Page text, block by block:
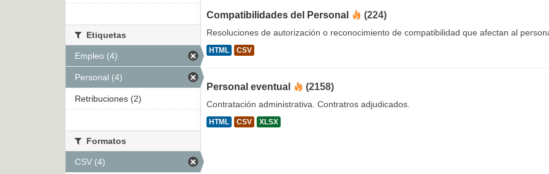
Compatibilidades del Personal (224)
Resoluciones de autorización o reconocimiento de compatibilidad que afectan al
HTML CSV
Personal eventual (2158)
Contratación administrativa. Contratros adjudicados.
HTML CSV XLSX
Etiquetas
Empleo (4)
Personal (4)
Retribuciones (2)
Formatos
CSV (4)